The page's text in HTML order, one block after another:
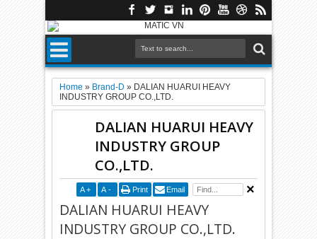
Home » Brand-D » DALIAN HUARUI HEAVY
INDUSTRY GROUP CO.,LTD.
DALIAN HUARUI HEAVY
INDUSTRY GROUP
CO.,LTD.
A + A - Print Email
DALIAN HUARUI HEAVY
INDUSTRY GROUP CO.,LTD.